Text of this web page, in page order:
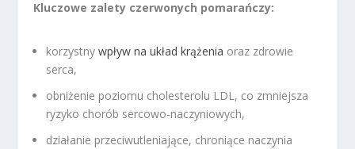
Kluczowe zalety czerwonych pomarańczy:
korzystnywpływ na układ krążenia oraz zdrowie
serca,
obniżenie poziomu cholesterolu LDL, co zmniejsza
ryzyko chorób sercowo-naczyniowych,
działanie przeciwutleniające, chroniące naczynia